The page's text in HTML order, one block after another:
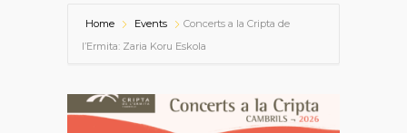
Home Events
Concerts a la Cripta de
l’Ermita: Zaria Koru Eskola